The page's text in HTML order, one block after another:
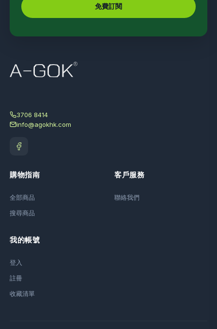
免費訂閱
3706 8414
info@agokhk.com
購物指南
全部商品
搜尋商品
客戶服務
聯絡我們
我的帳號
登入
註冊
收藏清單